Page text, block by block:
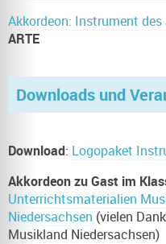
Akkordeon: Instrument
ARTE
Downloads und
Download: Logopaket
Akkordeon zu Gast im
Unterrichtsmaterialien
Niedersachsen (vielen
Musikland Niedersachsen)